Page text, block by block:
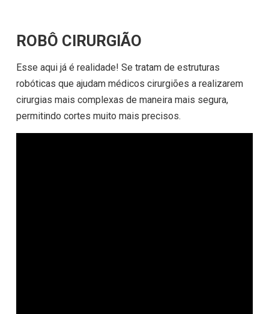
ROBÔ CIRURGIÃO
Esse aqui já é realidade! Se tratam de estruturas
robóticas que ajudam médicos cirurgiões a realizarem
cirurgias mais complexas de maneira mais segura,
permitindo cortes muito mais precisos.